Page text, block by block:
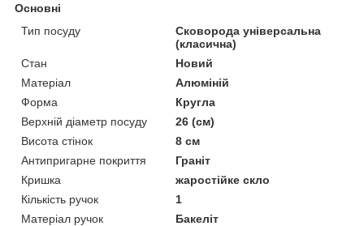
Основні
Тип посуду
Сковорода універсальна
(класична)
Стан
Новий
Матеріал
Алюміній
Форма
Кругла
Верхній діаметр посуду
26 (см)
Висота стінок
8 см
Антипригарне покриття
Граніт
Кришка
жаростійке скло
Кількість ручок
1
Матеріал ручок
Бакеліт